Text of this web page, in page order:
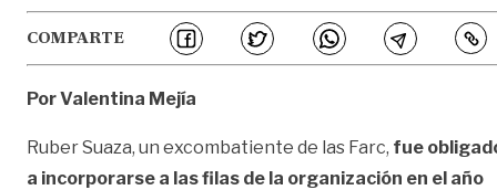
COMPARTE
Por Valentina Mejía
Ruber Suaza, un excombatiente de las Farc, fue
a incorporarse a las filas de la organización en el año